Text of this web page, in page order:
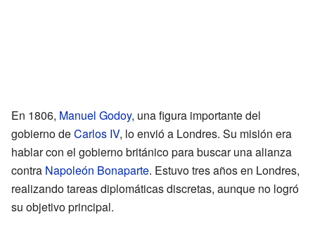
En 1806, Manuel Godoy, una figura importante del
gobierno deCarlos IV, lo envió a Londres. Su misión era
hablar con el gobierno británico para buscar una alianza
contra Napoleón Bonaparte. Estuvo tres años en Londres,
realizando tareas diplomáticas discretas, aunque no logró
su objetivo principal.